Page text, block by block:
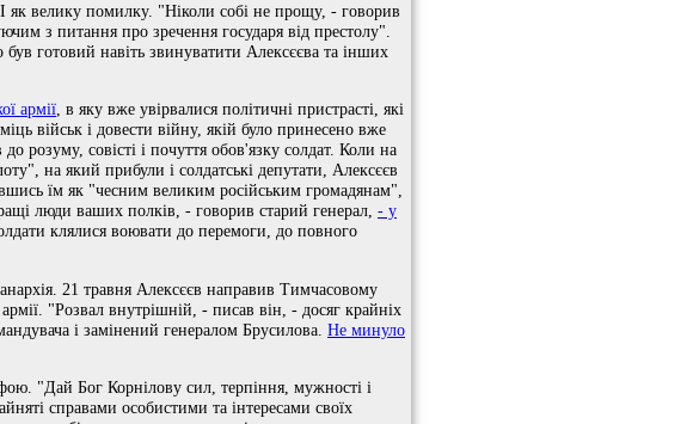
велику помилку. "Ніколи собі не прощу, - говорив
з питання про зречення государя від престолу".
готовий навіть звинуватити Алексєєва та інших
армії, в яку вже увірвалися політичні пристрасті, які
військ і довести війну, якій було принесено вже
розуму, совісті і почуття обов'язку солдат. Коли на
на який прибули і солдатські депутати, Алексєєв
їм як "чесним великим російським громадянам",
люди ваших полків, - говорив старий генерал, - у
клялися воювати до перемоги, до повного
21 травня Алексєєв направив Тимчасовому
"Розвал внутрішній, - писав він, - досяг крайніх
і замінений генералом Брусилова. Не минуло
"Дай Бог Корнілову сил, терпіння, мужності і
справами особистими та інтересами своїх